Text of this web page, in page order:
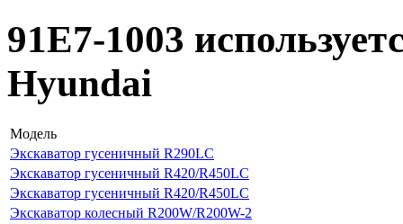
91E7-1003
Hyundai
Модель
Экскаватор гусеничный R290LC
Экскаватор гусеничный R420/R450LC
Экскаватор гусеничный R420/R450LC
Экскаватор колесный R200W/R200W-2